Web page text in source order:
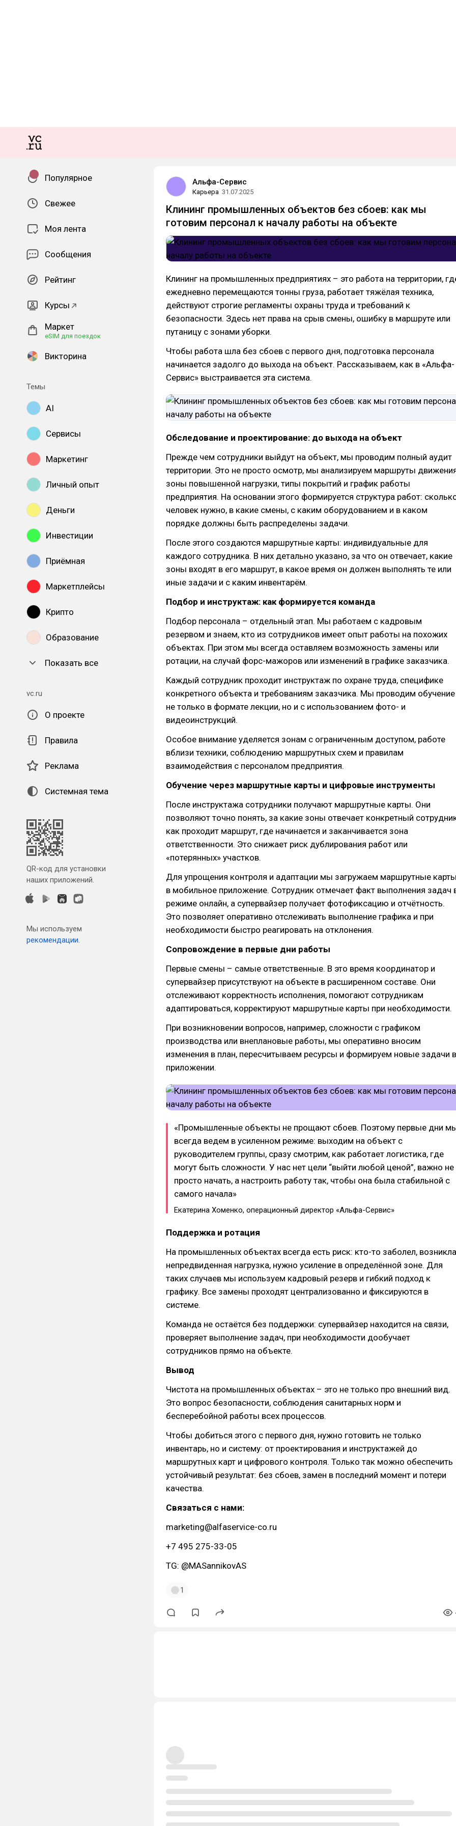
Популярное
Свежее
Моя лента
Сообщения
Рейтинг
Курсы
Маркет
eSIM для поездок
Викторина
Темы
AI
Сервисы
Маркетинг
Личный опыт
Деньги
Инвестиции
Приёмная
Маркетплейсы
Крипто
Образование
Показать все
vc.ru
О проекте
Правила
Реклама
Системная тема
QR-код для установки
наших приложений.
Мы используем
рекомендации.
Альфа-Сервис
Карьера 31.07.2025
Клининг промышленных объектов без сбоев: как мы
готовим персонал к началу работы на объекте
Клининг на промышленных предприятиях – это работа на территории,
ежедневно перемещаются тонны груза, работает тяжёлая техника,
действуют строгие регламенты охраны труда и требований к
безопасности. Здесь нет права на срыв смены, ошибку в маршруте или
путаницу с зонами уборки.
Чтобы работа шла без сбоев с первого дня, подготовка персонала
начинается задолго до выхода на объект. Рассказываем, как в «Альфа-
Сервис» выстраивается эта система.
Обследование и проектирование: до выхода на объект
Прежде чем сотрудники выйдут на объект, мы проводим полный аудит
территории. Это не просто осмотр, мы анализируем маршруты
зоны повышенной нагрузки, типы покрытий и график работы
предприятия. На основании этого формируется структура работ:
человек нужно, в какие смены, с каким оборудованием и в каком
порядке должны быть распределены задачи.
После этого создаются маршрутные карты: индивидуальные для
каждого сотрудника. В них детально указано, за что он отвечает, какие
зоны входят в его маршрут, в какое время он должен выполнять те или
иные задачи и с каким инвентарём.
Подбор и инструктаж: как формируется команда
Подбор персонала – отдельный этап. Мы работаем с кадровым
резервом и знаем, кто из сотрудников имеет опыт работы на похожих
объектах. При этом мы всегда оставляем возможность замены или
ротации, на случай форс-мажоров или изменений в графике заказчика.
Каждый сотрудник проходит инструктаж по охране труда, специфике
конкретного объекта и требованиям заказчика. Мы проводим обучение
не только в формате лекции, но и с использованием фото- и
видеоинструкций.
Особое внимание уделяется зонам с ограниченным доступом, работе
вблизи техники, соблюдению маршрутных схем и правилам
взаимодействия с персоналом предприятия.
Обучение через маршрутные карты и цифровые инструменты
После инструктажа сотрудники получают маршрутные карты. Они
позволяют точно понять, за какие зоны отвечает конкретный
как проходит маршрут, где начинается и заканчивается зона
ответственности. Это снижает риск дублирования работ или
«потерянных» участков.
Для упрощения контроля и адаптации мы загружаем маршрутные
в мобильное приложение. Сотрудник отмечает факт выполнения задач
режиме онлайн, а супервайзер получает фотофиксацию и отчётность.
Это позволяет оперативно отслеживать выполнение графика и при
необходимости быстро реагировать на отклонения.
Сопровождение в первые дни работы
Первые смены – самые ответственные. В это время координатор и
супервайзер присутствуют на объекте в расширенном составе. Они
отслеживают корректность исполнения, помогают сотрудникам
адаптироваться, корректируют маршрутные карты при необходимости.
При возникновении вопросов, например, сложности с графиком
производства или внеплановые работы, мы оперативно вносим
изменения в план, пересчитываем ресурсы и формируем новые задачи в
приложении.
«Промышленные объекты не прощают сбоев. Поэтому первые дни
всегда ведем в усиленном режиме: выходим на объект с
руководителем группы, сразу смотрим, как работает логистика, где
могут быть сложности. У нас нет цели “выйти любой ценой”, важно не
просто начать, а настроить работу так, чтобы она была стабильной с
самого начала»
Екатерина Хоменко, операционный директор «Альфа-Сервис»
Поддержка и ротация
На промышленных объектах всегда есть риск: кто-то заболел, возникла
непредвиденная нагрузка, нужно усиление в определённой зоне. Для
таких случаев мы используем кадровый резерв и гибкий подход к
графику. Все замены проходят централизованно и фиксируются в
системе.
Команда не остаётся без поддержки: супервайзер находится на связи,
проверяет выполнение задач, при необходимости дообучает
сотрудников прямо на объекте.
Вывод
Чистота на промышленных объектах – это не только про внешний вид.
Это вопрос безопасности, соблюдения санитарных норм и
бесперебойной работы всех процессов.
Чтобы добиться этого с первого дня, нужно готовить не только
инвентарь, но и систему: от проектирования и инструктажей до
маршрутных карт и цифрового контроля. Только так можно обеспечить
устойчивый результат: без сбоев, замен в последний момент и потери
качества.
Связаться с нами:
marketing@alfaservice-co.ru
+7 495 275-33-05
TG: @MASannikovAS
1